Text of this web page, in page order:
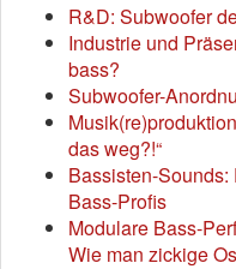
R&D: Subwoofer
Industrie und
bass?
Subwoofer-
das weg?!“
Bassisten-
Bass-Profis
Modulare Bass-
Wie man zickige